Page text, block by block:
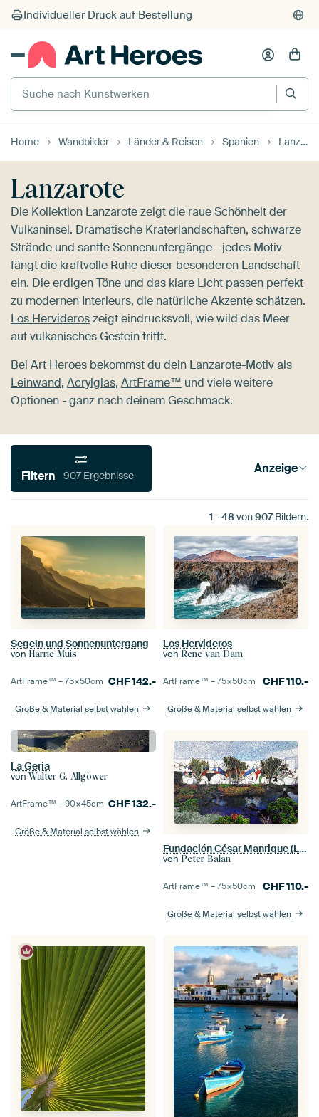
Suche nach Kunstwerken
Home Wandbilder Länder & Reisen Spanien Lanzarote
Lanzarote
Die Kollektion Lanzarote zeigt die raue Schönheit der
Vulkaninsel. Dramatische Kraterlandschaften, schwarze
Strände und sanfte Sonnenuntergänge - jedes Motiv
fängt die kraftvolle Ruhe dieser besonderen Landschaft
ein. Die erdigen Töne und das klare Licht passen perfekt
zu modernen Interieurs, die natürliche Akzente schätzen.
Los Hervideroszeigt eindrucksvoll, wie wild das Meer
auf vulkanisches Gestein trifft.
Bei Art Heroes bekommst du dein Lanzarote-Motiv als
Leinwand, Acrylglas, ArtFrame™ und viele weitere
Optionen - ganz nach deinem Geschmack.
Filtern 907 Ergebnisse Anzeige
1 - 48von907Bildern.
Segeln und Sonnenuntergang
von Harrie Muis
ArtFrame™ –75×50cm CHF142.-
Größe & Material selbst wählen
Los Hervideros
von Rene van Dam
ArtFrame™ –75×50cm CHF110.-
Größe & Material selbst wählen
La Geria
von Walter G. Allgöwer
ArtFrame™ –90×45cm CHF132.-
Größe & Material selbst wählen
Fundación César Manrique (Lanzarote) | Van-Gogh-Stil
von Peter Balan
ArtFrame™ –75×50cm CHF110.-
Größe & Material selbst wählen